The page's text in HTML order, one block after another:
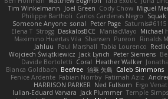
Tim Winkelmann
Joel Green Cody Chow Miguel
Philippe Bartholi Carlos Cardenas Negro Squak
Someone Anyone sonal Peter Page Saturnis#6115
Elena T Strogg DaskalosBCE ManiacMayo Michael
Maximino Huertas Vila Shansen Pureon Rinalds
Jahluu
Paul Marshall Tabia Lourenco
Wojciech Świątkiewicz Jack Lynch Peter Siemens
Davide Bortoletti Coral Heather Walker
Bianca Goldbach Beefree 治英 矢島 Caleb Simmons
Fenice Ardente Fabian Norrby Fatimah Aziz
HARRISON PARKER Ned Fullsom Ergo
Iulian-Eduard Varvara Jack Plummer Temple